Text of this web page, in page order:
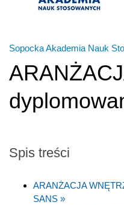
Sopocka Akademia Nauk
Spis treści
ARANŻACJA
SANS »